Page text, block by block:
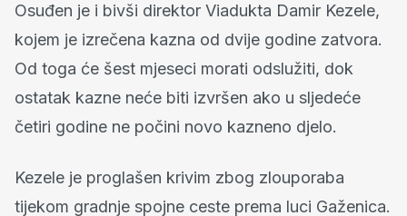
Osuđen je i bivši direktor Viadukta Damir Kezele,
kojem je izrečena kazna od dvije godine zatvora.
Od toga će šest mjeseci morati odslužiti, dok
ostatak kazne neće biti izvršen ako u sljedeće
četiri godine ne počini novo kazneno djelo.
Kezele je proglašen krivim zbog zlouporaba
tijekom gradnje spojne ceste prema luci Gaženica.